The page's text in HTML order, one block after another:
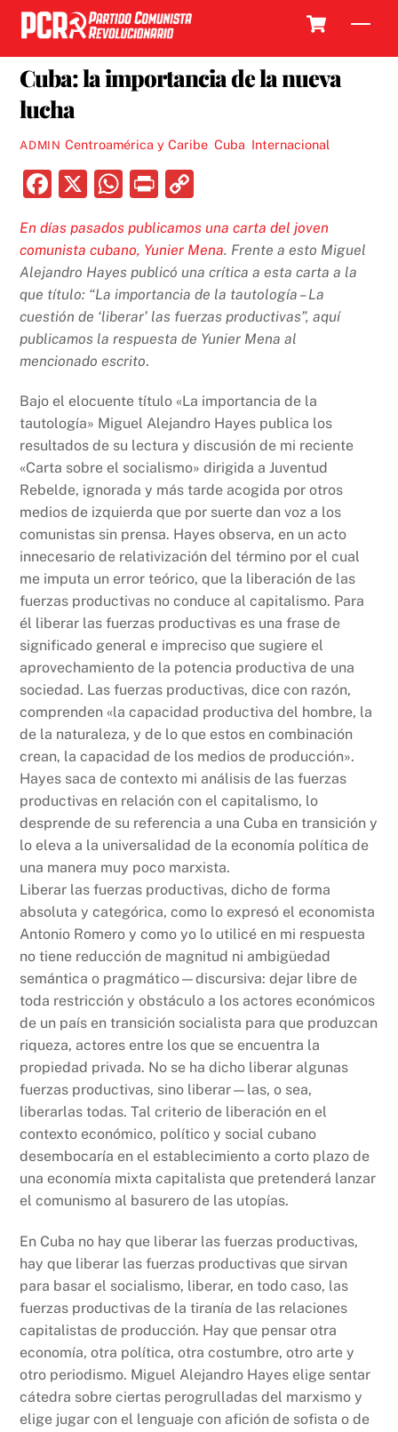
Skip
content
Cuba: la importancia de la nueva
lucha
ADMIN Centroamérica y Caribe, Cuba Internacional
F
c
e
b
o
o
X
W
at
s
A
p
p
P
nt p
y
Li
n
k
En días pasados publicamos una carta del joven
comunista cubano, Yunier Mena. Frente a esto Miguel
Alejandro Hayes publicó una crítica a esta carta a la
que título: “La importancia de la tautología – La
cuestión de ‘liberar’ las fuerzas productivas”, aquí
publicamos la respuesta de Yunier Mena al
mencionado escrito.
Bajo el elocuente título «La importancia de la
tautología» Miguel Alejandro Hayes publica los
resultados de su lectura y discusión de mi reciente
«Carta sobre el socialismo» dirigida a Juventud
Rebelde, ignorada y más tarde acogida por otros
medios de izquierda que por suerte dan voz a los
comunistas sin prensa. Hayes observa, en un acto
innecesario de relativización del término por el cual
me imputa un error teórico, que la liberación de las
fuerzas productivas no conduce al capitalismo. Para
él liberar las fuerzas productivas es una frase de
significado general e impreciso que sugiere el
aprovechamiento de la potencia productiva de una
sociedad. Las fuerzas productivas, dice con razón,
comprenden «la capacidad productiva del hombre, la
de la naturaleza, y de lo que estos en combinación
crean, la capacidad de los medios de producción».
Hayes saca de contexto mi análisis de las fuerzas
productivas en relación con el capitalismo, lo
desprende de su referencia a una Cuba en transición y
lo eleva a la universalidad de la economía política de
una manera muy poco marxista.
Liberar las fuerzas productivas, dicho de forma
absoluta y categórica, como lo expresó el economista
Antonio Romero y como yo lo utilicé en mi respuesta
no tiene reducción de magnitud ni ambigüedad
semántica o pragmático—discursiva: dejar libre de
toda restricción y obstáculo a los actores económicos
de un país en transición socialista para que produzcan
riqueza, actores entre los que se encuentra la
propiedad privada. No se ha dicho liberar algunas
fuerzas productivas, sino liberar—las, o sea,
liberarlas todas. Tal criterio de liberación en el
contexto económico, político y social cubano
desembocaría en el establecimiento a corto plazo de
una economía mixta capitalista que pretenderá lanzar
el comunismo al basurero de las utopías.
En Cuba no hay que liberar las fuerzas productivas,
hay que liberar las fuerzas productivas que sirvan
para basar el socialismo, liberar, en todo caso, las
fuerzas productivas de la tiranía de las relaciones
capitalistas de producción. Hay que pensar otra
economía, otra política, otra costumbre, otro arte y
otro periodismo. Miguel Alejandro Hayes elige sentar
cátedra sobre ciertas perogrulladas del marxismo y
elige jugar con el lenguaje con afición de sofista o de